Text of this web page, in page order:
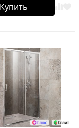
Купить